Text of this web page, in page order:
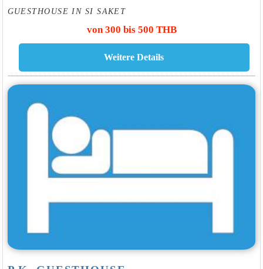
GUESTHOUSE IN SI SAKET
von 300 bis 500 THB